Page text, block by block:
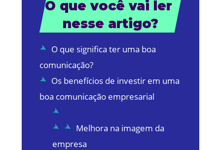
O que você vai ler
nesse artigo?
O que significa ter uma boa
comunicação?
Os benefícios de investir em uma
boa comunicação empresarial
Melhora na imagem da
empresa